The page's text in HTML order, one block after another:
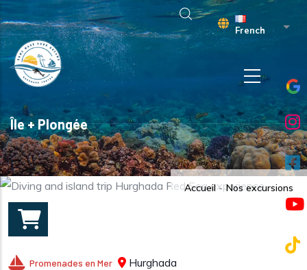
Aller au contenu principal
French
Île + Plongée
Accueil - Nos excursions
Promenades en Mer Hurghada